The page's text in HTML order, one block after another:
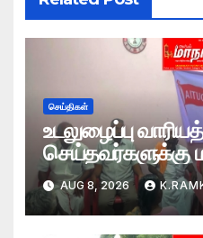
செய்திகள்
உடலுழைப்பு
செய்தவர்களுக்கு
AUG 8, 2026